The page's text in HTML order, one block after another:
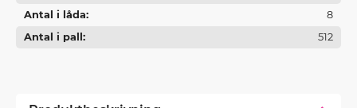
Antal i låda
8
Antal i pall
512